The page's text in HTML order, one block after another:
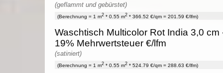
(geflammt und gebürstet)
(Berechnung = 1 m2 * 0.55 m2 * 366.52 €/qm = 201.59 €/lfm)
Waschtisch Multicolor Rot India 3,0 cm
19% Mehrwertsteuer €/lfm
(satiniert)
(Berechnung = 1 m2 * 0.55 m2 * 524.79 €/qm = 288.63 €/lfm)